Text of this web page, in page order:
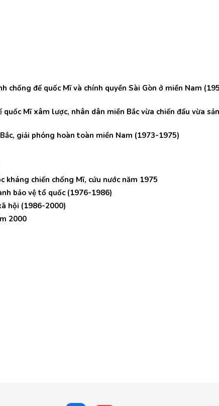
chống đế quốc Mĩ và chính quyền Sài Gòn ở miền Nam
Mĩ xâm lược, nhân dân miền Bắc vừa chiến đấu vừa
giải phóng hoàn toàn miền Nam (1973-1975)
chiến chống Mĩ, cứu nước năm 1975
bảo vệ tổ quốc (1976-1986)
hội (1986-2000)
2000